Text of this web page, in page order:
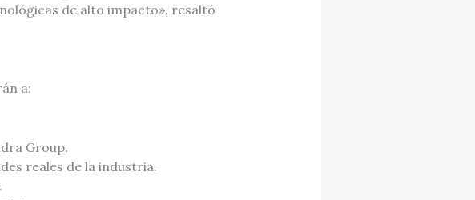
de alto impacto», resaltó
a:
Group.
reales de la industria.